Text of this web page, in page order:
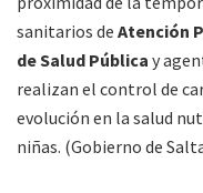
sanitarios de Atención
de Salud Pública y
realizan el control de
evolución en la salud
niñas. (Gobierno de